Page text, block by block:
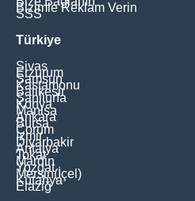
Bizimle Reklam Verin
SSS
Türkiye
Sivas
Erzurum
Samsun
Kastamonu
Balikesir
Şanliurfa
Konya
Manisa
Ankara
Bursa
Çorum
İzmir
Diyarbakir
Antalya
Tokat
Mardin
Yozgat
Mersin(İçel)
Kütahya
Elaziğ